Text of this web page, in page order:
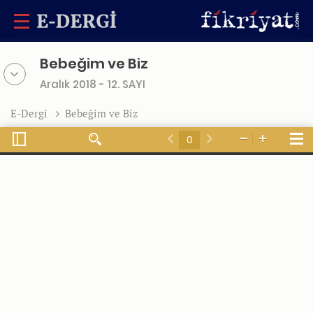
Bebeğim ve Biz
Aralık 2018 - 12. SAYI
E-Dergi Bebeğim ve Biz
Toggle
Sidebar
Find
Previous
Next
Tools
Zoom
Zoom